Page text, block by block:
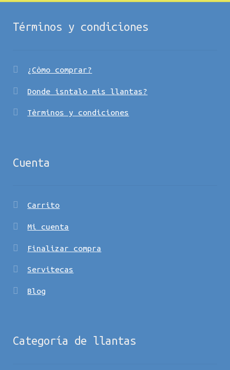
Términos y condiciones
¿Còmo comprar?
Donde isntalo mis llantas?
Tèrminos y condiciones
Cuenta
Carrito
Mi cuenta
Finalizar compra
Servitecas
Blog
Categoría de llantas